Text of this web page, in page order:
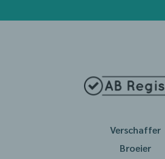
Verschaffer
Broeier